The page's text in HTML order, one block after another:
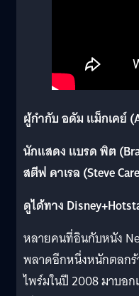
ผู้กำกับ อดัม แม็กเคย์
นักแสดง แบรด พิต
สตีฟ คาเรล (Steve
ดูได้ทาง
หลายคนที่อินกับหนัง
พลาดอีกหนึ่งหนักตลกร้
ไพร์มในปี 2008 มาบอ